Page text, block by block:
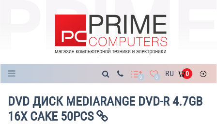
0 0 RU 0
DVD ДИСК MEDIARANGE DVD-R 4.7GB
16X CAKE 50PCS